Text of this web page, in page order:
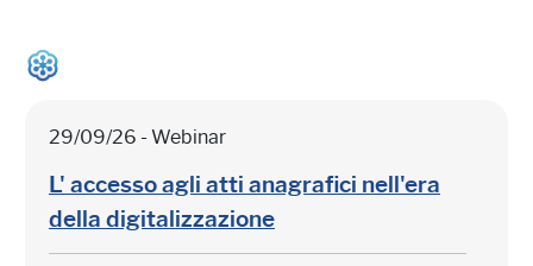
29/09/26 - Webinar
L' accesso agli atti anagrafici nell'era
della digitalizzazione